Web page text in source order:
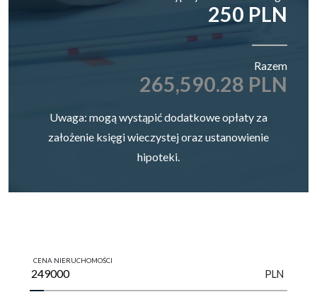
250 PLN
Razem
265,590.28 PLN
Uwaga: mogą wystąpić dodatkowe opłaty za
założenie księgi wieczystej oraz ustanowienie
hipoteki.
CENA NIERUCHOMOŚCI
PLN